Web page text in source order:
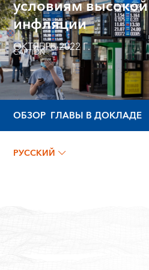
условиям высокой
инфляции
ОКТЯБРЬ 2022 Г.
CAPTION
ОБЗОР ГЛАВЫ В ДОКЛАДЕ
РУССКИЙ